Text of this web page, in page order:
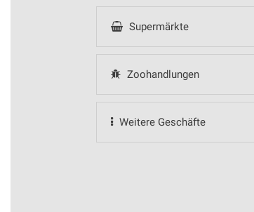
Supermärkte
Zoohandlungen
Weitere Geschäfte